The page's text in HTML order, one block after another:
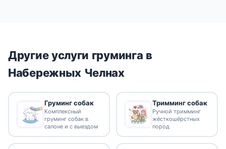
Другие услуги груминга в
Набережных Челнах
Груминг собак
Комплексный
груминг собак в
салоне и с выездом
Тримминг собак
Ручной тримминг
жёсткошёрстных
пород